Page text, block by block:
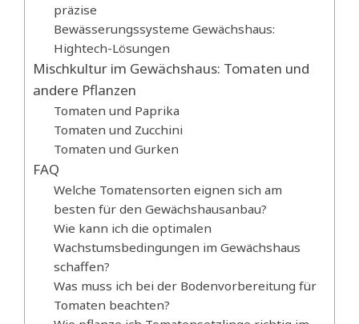
präzise
Bewässerungssysteme Gewächshaus:
Hightech-Lösungen
Mischkultur im Gewächshaus: Tomaten und
andere Pflanzen
Tomaten und Paprika
Tomaten und Zucchini
Tomaten und Gurken
FAQ
Welche Tomatensorten eignen sich am
besten für den Gewächshausanbau?
Wie kann ich die optimalen
Wachstumsbedingungen im Gewächshaus
schaffen?
Was muss ich bei der Bodenvorbereitung für
Tomaten beachten?